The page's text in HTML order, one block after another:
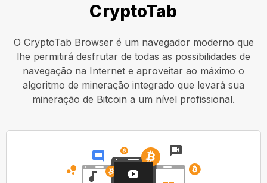
CryptoTab
O CryptoTab Browser é um navegador moderno que
lhe permitirá desfrutar de todas as possibilidades de
navegação na Internet e aproveitar ao máximo o
algoritmo de mineração integrado que levará sua
mineração de Bitcoin a um nível profissional.